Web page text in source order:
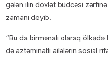
gələn ilin dövlət büdcəsi
zamanı deyib.
“Bu da birmənalı olaraq
də aztəminatlı ailələrin sosial